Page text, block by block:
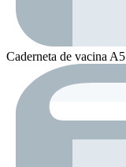
Caderneta de vacina A5